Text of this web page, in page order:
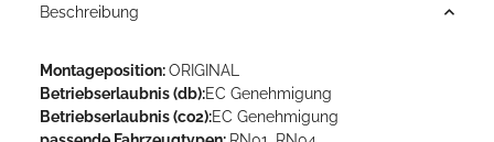
Beschreibung
Montageposition:ORIGINAL
Betriebserlaubnis (db):EC Genehmigung
Betriebserlaubnis (co2):EC Genehmigung